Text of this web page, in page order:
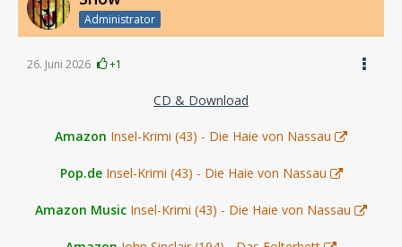
Administrator
26. Juni 2026 +1
CD & Download
Amazon Insel-Krimi (43) - Die Haie von Nassau
Pop.de Insel-Krimi (43) - Die Haie von Nassau
Amazon Music Insel-Krimi (43) - Die Haie von Nassau